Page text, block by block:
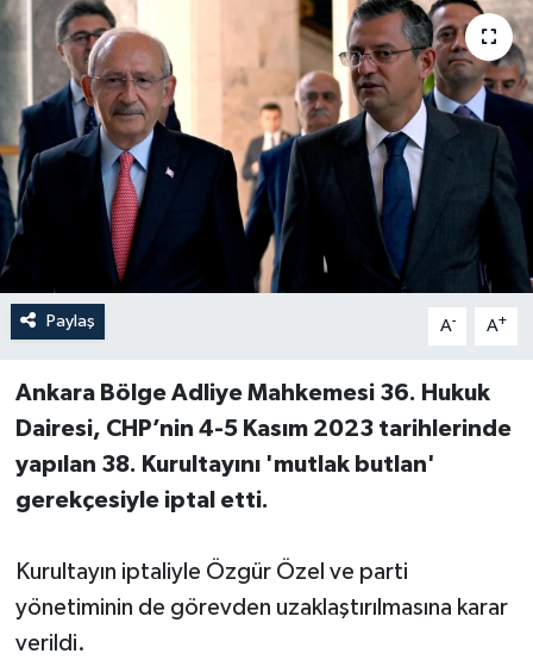
Paylaş A- A+
Ankara Bölge Adliye Mahkemesi 36. Hukuk
Dairesi, CHP’nin 4-5 Kasım 2023 tarihlerinde
yapılan 38. Kurultayını 'mutlak butlan'
gerekçesiyle iptal etti.
Kurultayın iptaliyle Özgür Özel ve parti
yönetiminin de görevden uzaklaştırılmasına karar
verildi.